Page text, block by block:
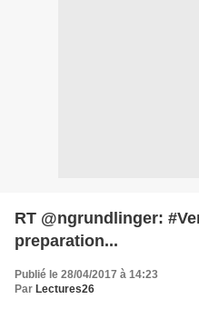
RT @ngrundlinger:
preparation...
Publié le 28/04/2017 à 14:23
Par Lectures26